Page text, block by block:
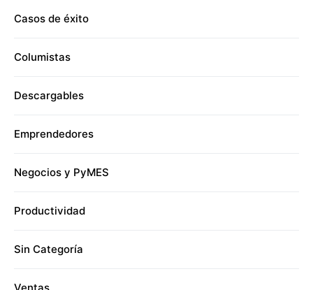
Casos de éxito
Columistas
Descargables
Emprendedores
Negocios y PyMES
Productividad
Sin Categoría